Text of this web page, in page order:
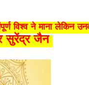
विश्व ने माना लेकिन
सुरेंद्र जैन